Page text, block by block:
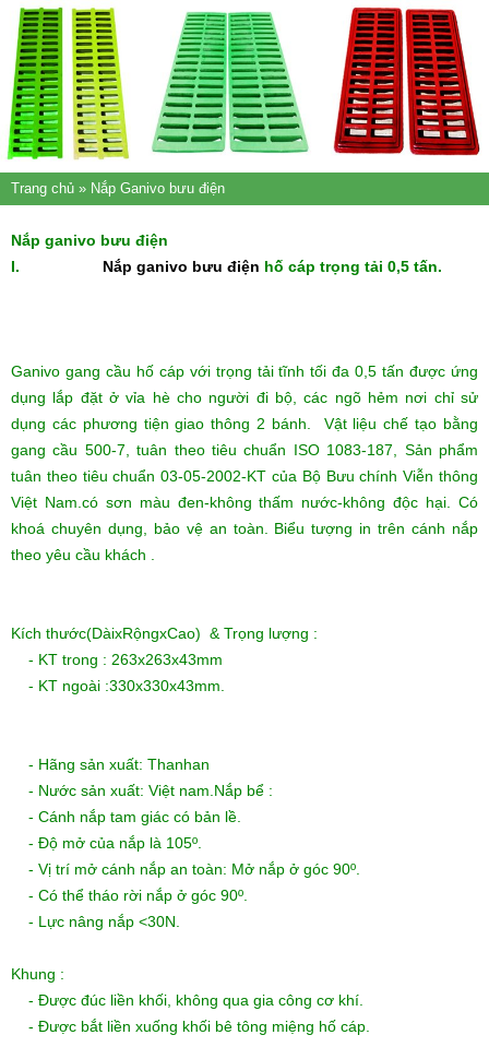
Trang chủ » Nắp Ganivo bưu điện
Nắp ganivo bưu điện
I. Nắp ganivo bưu điện hố cáp trọng tải 0,5 tấn.
Ganivo gang cầu hố cáp với trọng tải tĩnh tối đa 0,5 tấn được ứng
dụng lắp đặt ở vỉa hè cho người đi bộ, các ngõ hẻm nơi chỉ sử
dụng các phương tiện giao thông 2 bánh. Vật liệu chế tạo bằng
gang cầu 500-7, tuân theo tiêu chuẩn ISO 1083-187, Sản phẩm
tuân theo tiêu chuẩn 03-05-2002-KT của Bộ Bưu chính Viễn thông
Việt Nam.có sơn màu đen-không thấm nước-không độc hại. Có
khoá chuyên dụng, bảo vệ an toàn. Biểu tượng in trên cánh nắp
theo yêu cầu khách .
Kích thước(DàixRộngxCao) & Trọng lượng :
- KT trong : 263x263x43mm
- KT ngoài :330x330x43mm.
- Hãng sản xuất: Thanhan
- Nước sản xuất: Việt nam.Nắp bể :
- Cánh nắp tam giác có bản lề.
- Độ mở của nắp là 105º.
- Vị trí mở cánh nắp an toàn: Mở nắp ở góc 90º.
- Có thể tháo rời nắp ở góc 90º.
- Lực nâng nắp <30N.
Khung :
- Được đúc liền khối, không qua gia công cơ khí.
- Được bắt liền xuống khối bê tông miệng hố cáp.